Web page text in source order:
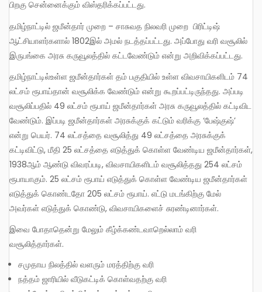
பிறகு சென்னைக்கும் விஸ்தரிக்கப்பட்டது.
தமிழ்நாட்டில் ஜமீன்தார் முறை – சாசுவத நிலவரி முறை பிரிட்டிஷ்
ஆட்சியாளர்களால் 1802இல் அமல் நடத்தப்பட்டது. அப்போது வரி வசூலில்
இருபங்கை அரசு கருவூலத்தில் கட்டவேண்டும் என்று அறிவிக்கப்பட்டது.
தமிழ்நாட்டில்உள்ள ஜமீன்தார்கள் தம் பகுதியில் உள்ள விவசாயிகளிடம் 74
லட்சம் ரூபாய்தான் வசூலிக்க வேண்டும் என்று கூறப்பட்டிருந்தது. அப்படி
வசூலிப்பதில் 49 லட்சம் ரூபாய் ஜமீன்தார்கள் அரசு கருவூலத்தில் கட்டிவிட
வேண்டும். இப்படி ஜமீன்தார்கள் அரசுக்குக் கட்டும் வரிக்கு ‘பேஷ்குஷ்’
என்று பெயர். 74 லட்சத்தை வசூலித்து 49 லட்சத்தை அரசுக்குக்
கட்டிவிட்டு, மீதி 25 லட்சத்தை எடுத்துக் கொள்ள வேண்டிய ஜமீன்தார்கள்,
1938ஆம் ஆண்டு விவரப்படி, விவசாயிகளிடம் வசூலித்தது 254 லட்சம்
ரூபாயாகும். 25 லட்சம் ரூபாய் எடுத்துக் கொள்ள வேண்டிய ஜமீன்தார்கள்
எடுத்துக் கொண்டதோ 205 லட்சம் ரூபாய். எட்டு மடங்கிற்கு மேல்
அவர்கள் எடுத்துக் கொண்டு, விவசாயிகளைச் சுரண்டினார்கள்.
இவை போதாதென்று மேலும் கீழ்க்கண்டவாறெல்லாம் வரி
வசூலித்தார்கள்.
சமுதாய நிலத்தில் வளரும் மரத்திற்கு வரி
நத்தம் ஜாரியில் வீடுகட்டிக் கொள்வதற்கு வரி